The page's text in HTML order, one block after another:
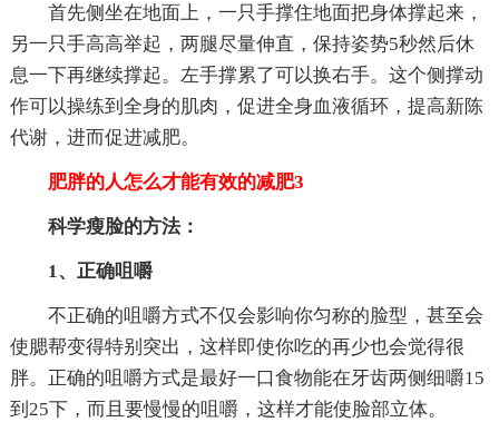
首先侧坐在地面上，一只手撑住地面把身体撑起来，
另一只手高高举起，两腿尽量伸直，保持姿势5秒然后休
息一下再继续撑起。左手撑累了可以换右手。这个侧撑动
作可以操练到全身的肌肉，促进全身血液循环，提高新陈
代谢，进而促进减肥。
肥胖的人怎么才能有效的减肥3
科学瘦脸的方法：
1、正确咀嚼
不正确的咀嚼方式不仅会影响你匀称的脸型，甚至会
使腮帮变得特别突出，这样即使你吃的再少也会觉得很
胖。正确的咀嚼方式是最好一口食物能在牙齿两侧细嚼15
到25下，而且要慢慢的咀嚼，这样才能使脸部立体。